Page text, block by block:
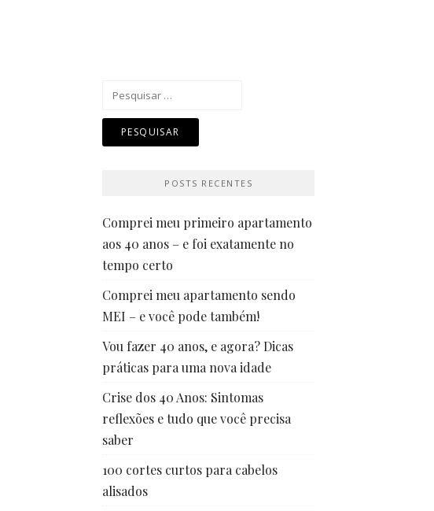
POSTS RECENTES
Comprei meu primeiro apartamento
aos 40 anos – e foi exatamente no
tempo certo
Comprei meu apartamento sendo
MEI – e você pode também!
Vou fazer 40 anos, e agora? Dicas
práticas para uma nova idade
Crise dos 40 Anos: Sintomas
reflexões e tudo que você precisa
saber
100 cortes curtos para cabelos
alisados